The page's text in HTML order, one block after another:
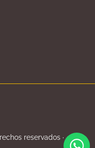
reservados ·